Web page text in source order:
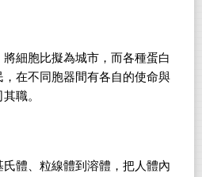
將細胞比擬為城市，而各種蛋白
在不同胞器間有各自的使命與
職。
體、粒線體到溶體，把人體內